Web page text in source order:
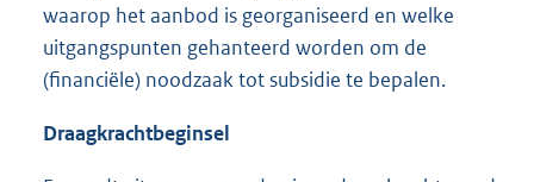
waarop het aanbod is georganiseerd en welke
uitgangspunten gehanteerd worden om de
(financiële) noodzaak tot subsidie te bepalen.
Draagkrachtbeginsel